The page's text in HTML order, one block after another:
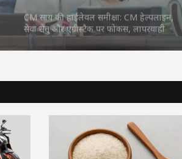
सेवा सेतु और एग्रीस्टैक पर फोकस, लापरवाही
करने वाले अफसरों को चेतावनी
पूछे, तर्क मांगे और जरूरत पड़े तो आंदोलन भी
करे, लेकिन देश को बांटने के लिए नहीं